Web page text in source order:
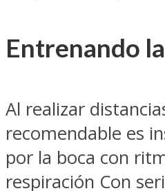
Entrenando
Al realizar
recomendable es
por la boca con
respiración Con